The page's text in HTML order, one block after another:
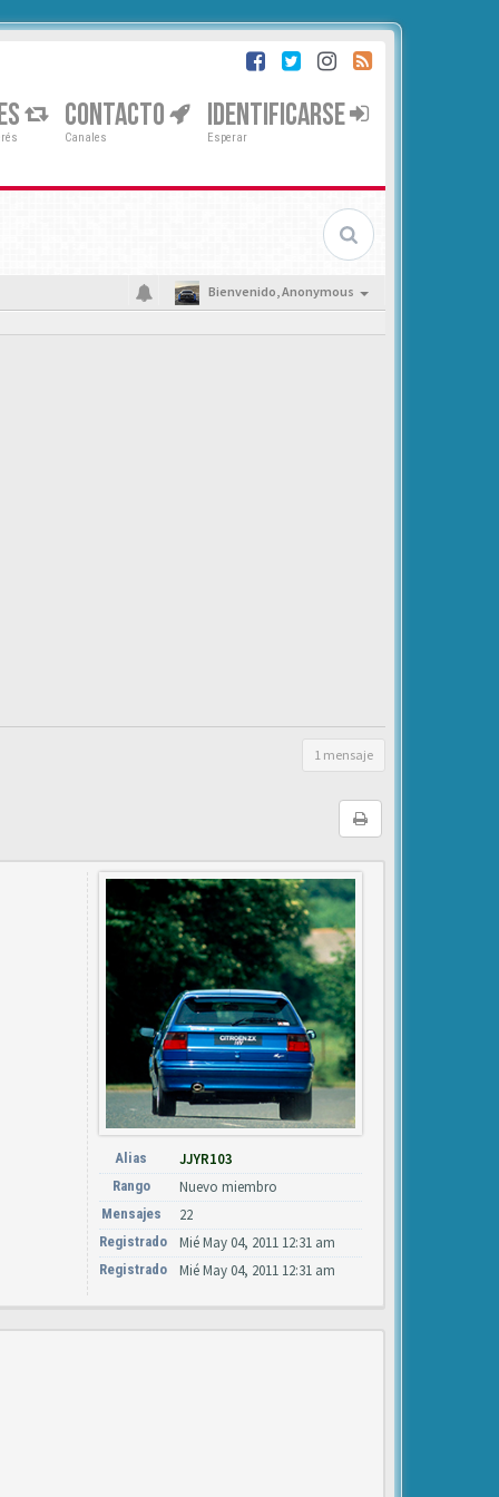
CONTACTO
Canales
IDENTIFICARSE
Esperar
Bienvenido,Anonymous
1 mensaje
Alias JJYR103
Rango Nuevo miembro
Mensajes 22
Registrado Mié May 04, 2011 12:31 am
Registrado Mié May 04, 2011 12:31 am